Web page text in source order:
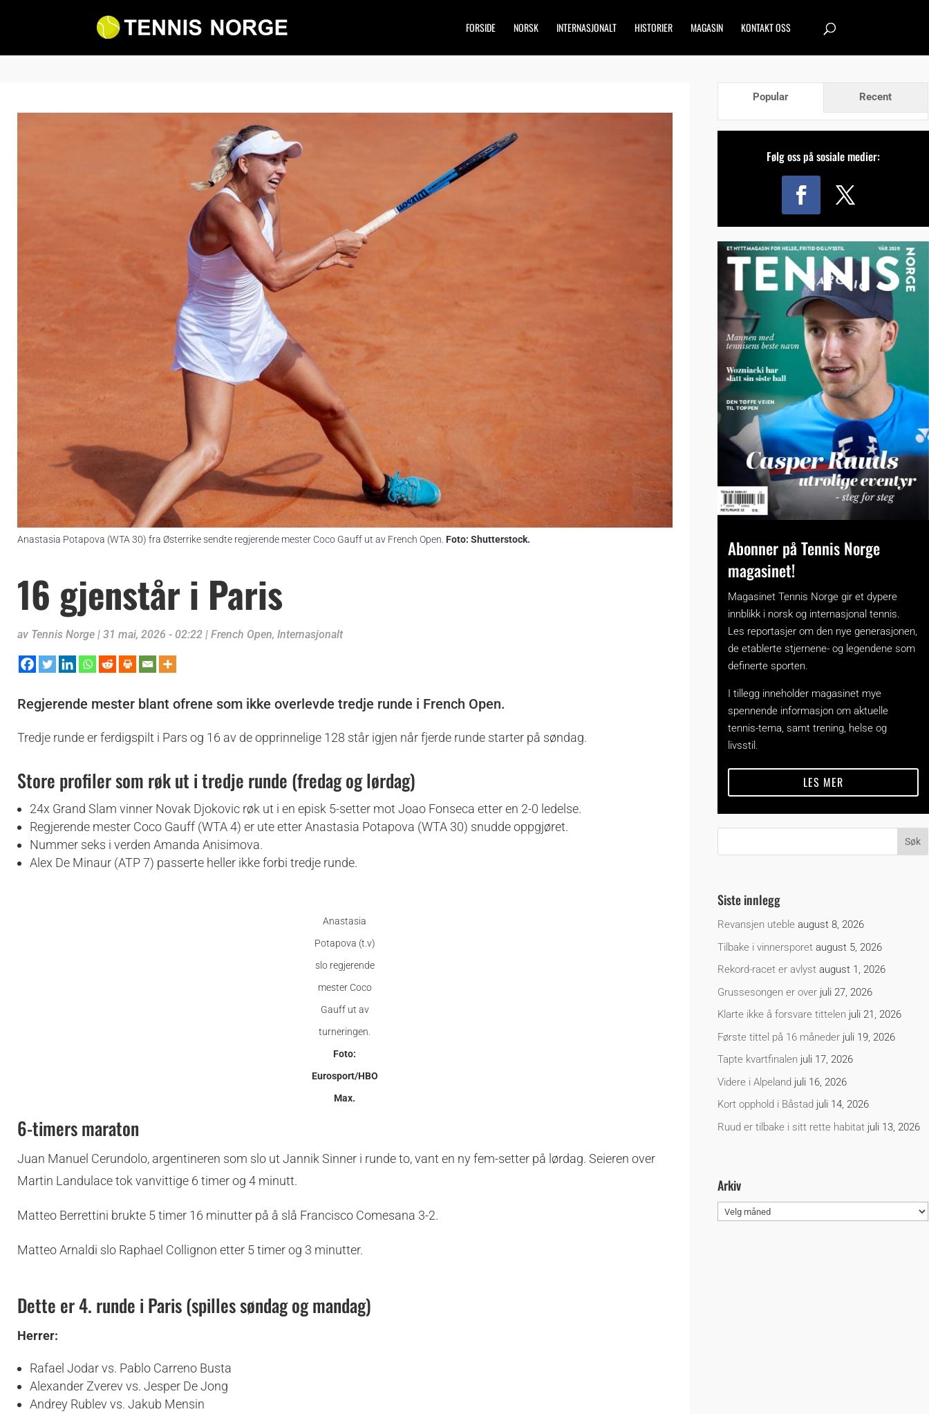
FORSIDE NORSK INTERNASJONALT HISTORIER MAGASIN KONTAKT OSS
Anastasia Potapova (WTA 30) fra Østerrike sendte regjerende mester Coco Gauff ut av French Open. Foto: Shutterstock.
16 gjenstår i Paris
av Tennis Norge | 31 mai, 2026 - 02:22 | French Open, Internasjonalt
Regjerende mester blant ofrene som ikke overlevde tredje runde i French Open.
Tredje runde er ferdigspilt i Pars og 16 av de opprinnelige 128 står igjen når fjerde runde starter på søndag.
Store profiler som røk ut i tredje runde (fredag og lørdag)
24x Grand Slam vinner Novak Djokovic røk ut i en episk 5-setter mot Joao Fonseca etter en 2-0 ledelse.
Regjerende mester Coco Gauff (WTA 4) er ute etter Anastasia Potapova (WTA 30) snudde oppgjøret.
Nummer seks i verden Amanda Anisimova.
Alex De Minaur (ATP 7) passerte heller ikke forbi tredje runde.
Anastasia
Potapova (t.v)
slo regjerende
mester Coco
Gauff ut av
turneringen.
Foto:
Eurosport/HBO
Max.
6-timers maraton
Juan Manuel Cerundolo, argentineren som slo ut Jannik Sinner i runde to, vant en ny fem-setter på lørdag. Seieren over
Martin Landulace tok vanvittige 6 timer og 4 minutt.
Matteo Berrettini brukte 5 timer 16 minutter på å slå Francisco Comesana 3-2.
Matteo Arnaldi slo Raphael Collignon etter 5 timer og 3 minutter.
Dette er 4. runde i Paris (spilles søndag og mandag)
Herrer:
Rafael Jodar vs. Pablo Carreno Busta
Alexander Zverev vs. Jesper De Jong
Andrey Rublev vs. Jakub Mensin
Popular Recent
Følg oss på sosiale medier:
Abonner på Tennis Norge
magasinet!
Magasinet Tennis Norge gir et dypere
innblikk i norsk og internasjonal tennis.
Les reportasjer om den nye generasjonen,
de etablerte stjernene- og legendene som
definerte sporten.
I tillegg inneholder magasinet mye
spennende informasjon om aktuelle
tennis-tema, samt trening, helse og
livsstil.
LES MER
Siste innlegg
Revansjen uteble august 8, 2026
Tilbake i vinnersporet august 5, 2026
Rekord-racet er avlyst august 1, 2026
Grussesongen er over juli 27, 2026
Klarte ikke å forsvare tittelen juli 21, 2026
Første tittel på 16 måneder juli 19, 2026
Tapte kvartfinalen juli 17, 2026
Videre i Alpeland juli 16, 2026
Kort opphold i Båstad juli 14, 2026
Ruud er tilbake i sitt rette habitat juli 13, 2026
Arkiv
Arkiv